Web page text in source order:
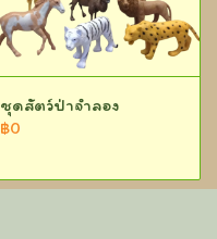
ชุดสัตว์ป่าจำลอง
฿0